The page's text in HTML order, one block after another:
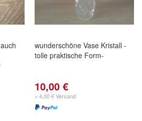
wunderschöne Vase Kristall -
tolle praktische Form-
10,00 €
+ 4,00 € Versand